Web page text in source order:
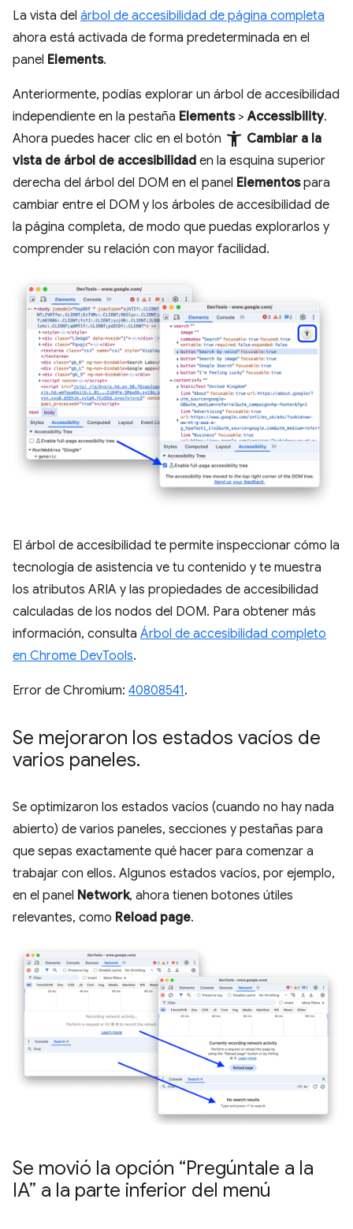
La vista del árbol de accesibilidad de página completa
ahora está activada de forma predeterminada en el
panel Elements.
Anteriormente, podías explorar un árbol de accesibilidad
independiente en la pestaña Elements>Accessibility.
Ahora puedes hacer clic en el botón accessibility_new Cambiar a la
vista de árbol de accesibilidad en la esquina superior
derecha del árbol del DOM en el panel Elementospara
cambiar entre el DOM y los árboles de accesibilidad de
la página completa, de modo que puedas explorarlos y
comprender su relación con mayor facilidad.
El árbol de accesibilidad te permite inspeccionar cómo la
tecnología de asistencia ve tu contenido y te muestra
los atributos ARIA y las propiedades de accesibilidad
calculadas de los nodos del DOM. Para obtener más
información, consulta Árbol de accesibilidad completo
en Chrome DevTools.
Error de Chromium: 40808541.
Se mejoraron los estados vacíos de
varios paneles.
Se optimizaron los estados vacíos (cuando no hay nada
abierto) de varios paneles, secciones y pestañas para
que sepas exactamente qué hacer para comenzar a
trabajar con ellos. Algunos estados vacíos, por ejemplo,
en el panel Network, ahora tienen botones útiles
relevantes, como Reload page.
Se movió la opción “Pregúntale a la
IA” a la parte inferior del menú